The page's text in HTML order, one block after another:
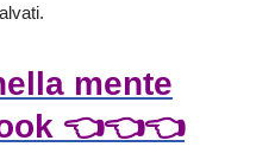
mente
👈👈👈